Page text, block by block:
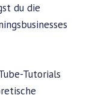
du die
Tutorials